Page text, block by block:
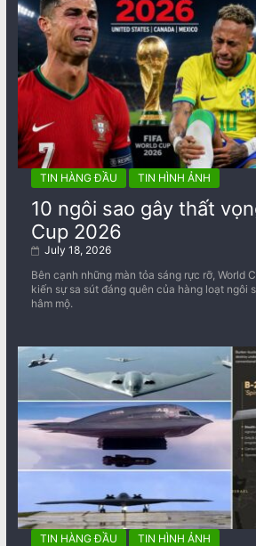
TIN HÀNG ĐẦU TIN HÌNH ẢNH
10 ngôi sao gây thất
Cup 2026
July 18, 2026
Bên cạnh những màn tỏa sáng rực rỡ, World
kiến sự sa sút đáng quên của hàng loạt ngôi
hâm mộ.
TIN HÀNG ĐẦU TIN HÌNH ẢNH